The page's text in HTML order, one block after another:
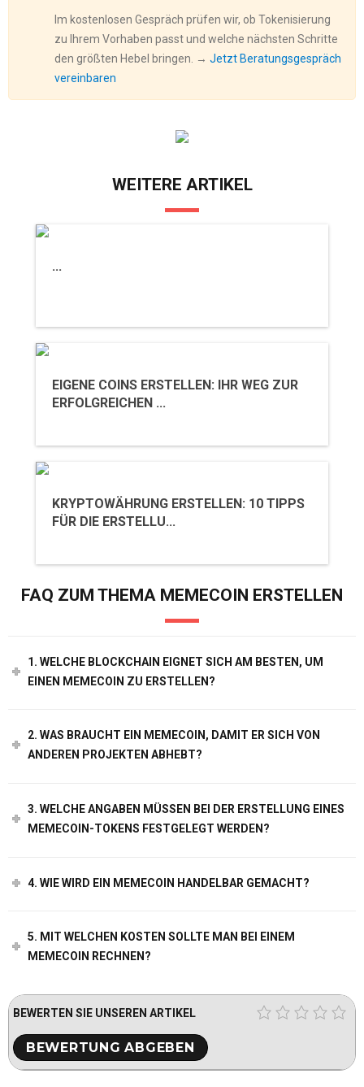
Im kostenlosen Gespräch prüfen wir, ob Tokenisierung
zu Ihrem Vorhaben passt und welche nächsten Schritte
den größten Hebel bringen. → Jetzt Beratungsgespräch
vereinbaren
WEITERE ARTIKEL
...
EIGENE COINS ERSTELLEN: IHR WEG ZUR
ERFOLGREICHEN ...
KRYPTOWÄHRUNG ERSTELLEN: 10 TIPPS
FÜR DIE ERSTELLU...
FAQ ZUM THEMA MEMECOIN ERSTELLEN
1. WELCHE BLOCKCHAIN EIGNET SICH AM BESTEN, UM
EINEN MEMECOIN ZU ERSTELLEN?
2. WAS BRAUCHT EIN MEMECOIN, DAMIT ER SICH VON
ANDEREN PROJEKTEN ABHEBT?
3. WELCHE ANGABEN MÜSSEN BEI DER ERSTELLUNG EINES
MEMECOIN-TOKENS FESTGELEGT WERDEN?
4. WIE WIRD EIN MEMECOIN HANDELBAR GEMACHT?
5. MIT WELCHEN KOSTEN SOLLTE MAN BEI EINEM
MEMECOIN RECHNEN?
BEWERTEN SIE UNSEREN ARTIKEL